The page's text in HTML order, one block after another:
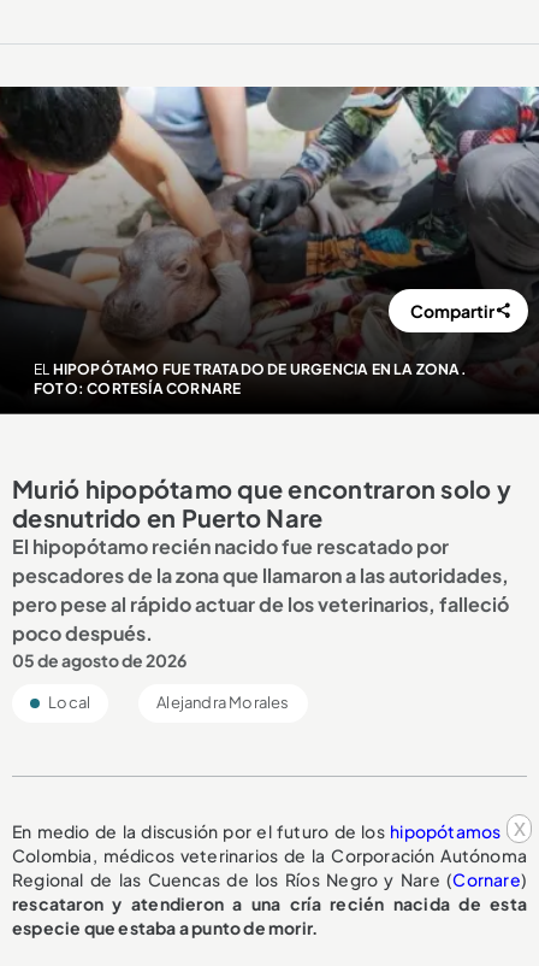
x
EL HIPOPÓTAMO FUE TRATADO DE URGENCIA EN LA ZONA.
FOTO: CORTESÍA CORNARE
Compartir
Murió hipopótamo que encontraron solo y
desnutrido en Puerto Nare
El hipopótamo recién nacido fue rescatado por
pescadores de la zona que llamaron a las autoridades,
pero pese al rápido actuar de los veterinarios, falleció
poco después.
05 de agosto de 2026
Local Alejandra Morales
En medio de la discusión por el futuro de los hipopótamos en
Colombia, médicos veterinarios de la Corporación Autónoma
Regional de las Cuencas de los Ríos Negro y Nare (Cornare)
rescataron y atendieron a una cría recién nacida de esta
especie que estaba a punto de morir.